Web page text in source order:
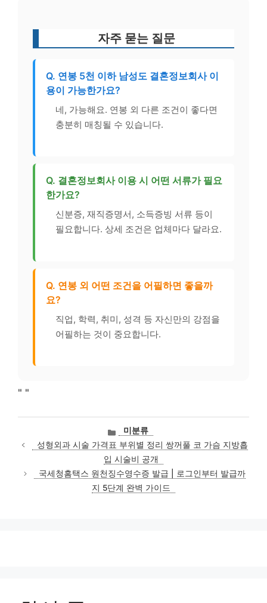
자주 묻는 질문
Q. 연봉 5천 이하 남성도 결혼정보회사 이
용이 가능한가요?
네, 가능해요. 연봉 외 다른 조건이 좋다면
충분히 매칭될 수 있습니다.
Q. 결혼정보회사 이용 시 어떤 서류가 필요
한가요?
신분증, 재직증명서, 소득증빙 서류 등이
필요합니다. 상세 조건은 업체마다 달라요.
Q. 연봉 외 어떤 조건을 어필하면 좋을까
요?
직업, 학력, 취미, 성격 등 자신만의 강점을
어필하는 것이 중요합니다.
" "
카
테
고
리
미분류
성형외과 시술 가격표 부위별 정리 쌍꺼풀 코 가슴 지방흡
입 시술비 공개
국세청홈택스 원천징수영수증 발급 | 로그인부터 발급까
지 5단계 완벽 가이드